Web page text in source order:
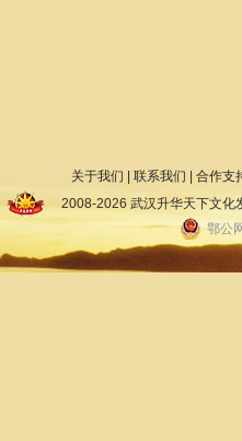
关于我们 联系我们
合作支
2008-2026 武汉升华天下文
鄂公